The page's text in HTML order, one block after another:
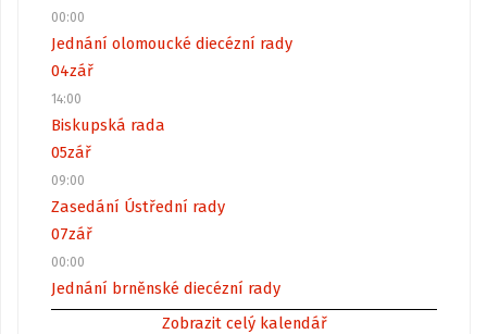
00:00
Jednání olomoucké diecézní rady
04zář
14:00
Biskupská rada
05zář
09:00
Zasedání Ústřední rady
07zář
00:00
Jednání brněnské diecézní rady
Zobrazit celý kalendář